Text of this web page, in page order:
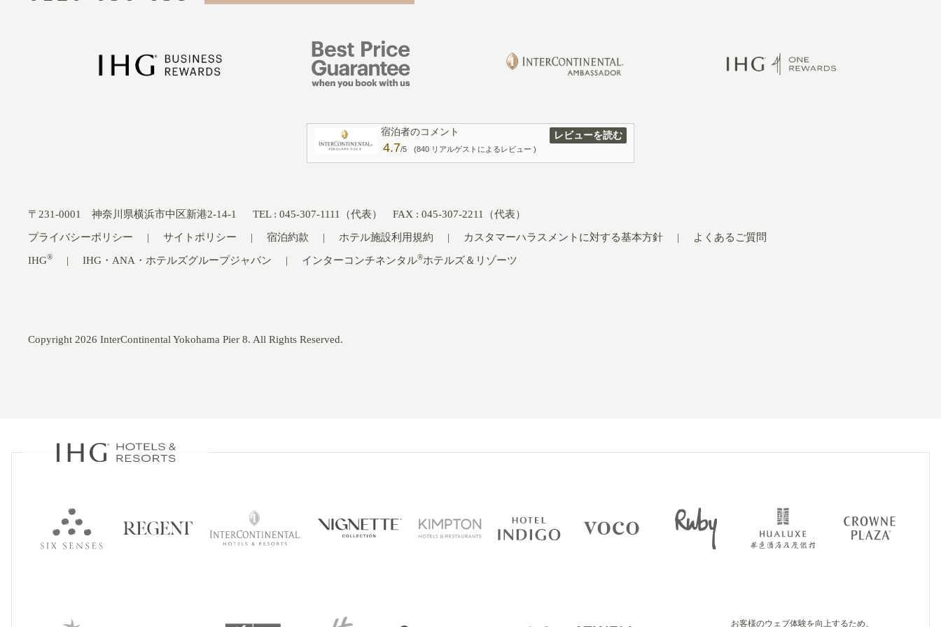
宿泊者のコメント
4.7/5 (840 リアルゲストによるレビュー )
レビューを読む
〒231-0001 神奈川県横浜市中区新港2-14-1 TEL : 045-307-1111（代表） FAX : 045-307-2211（代表）
プライバシーポリシー サイトポリシー 宿泊約款 ホテル施設利用規約 カスタマーハラスメントに対する基本方針 よくあるご質問
IHG® IHG・ANA・ホテルズグループジャパン インターコンチネンタル®ホテルズ＆リゾーツ
Copyright 2026 InterContinental Yokohama Pier 8. All Rights Reserved.
お客様のウェブ体験を向上するため、